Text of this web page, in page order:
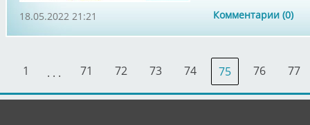
Комментарии (0)
18.05.2022 21:21
1 . . . 71 72 73 74 75 76 77